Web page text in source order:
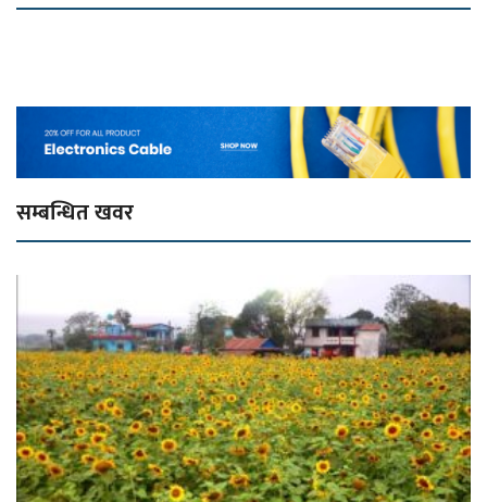
सम्बन्धित खवर